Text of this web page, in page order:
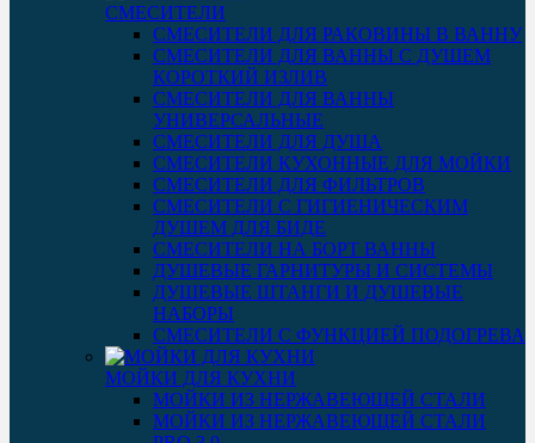
СМЕСИТЕЛИ
СМЕСИТЕЛИ ДЛЯ РАКОВИНЫ В ВАННУ
СМЕСИТЕЛИ ДЛЯ ВАННЫ С ДУШЕМ
КОРОТКИЙ ИЗЛИВ
СМЕСИТЕЛИ ДЛЯ ВАННЫ
УНИВЕРСАЛЬНЫЕ
СМЕСИТЕЛИ ДЛЯ ДУША
СМЕСИТЕЛИ КУХОННЫЕ ДЛЯ МОЙКИ
СМЕСИТЕЛИ ДЛЯ ФИЛЬТРОВ
СМЕСИТЕЛИ С ГИГИЕНИЧЕСКИМ
ДУШЕМ ДЛЯ БИДЕ
СМЕСИТЕЛИ НА БОРТ ВАННЫ
ДУШЕВЫЕ ГАРНИТУРЫ И СИСТЕМЫ
ДУШЕВЫЕ ШТАНГИ И ДУШЕВЫЕ
НАБОРЫ
СМЕСИТЕЛИ С ФУНКЦИЕЙ ПОДОГРЕВА
МОЙКИ ДЛЯ КУХНИ
МОЙКИ ИЗ НЕРЖАВЕЮЩЕЙ СТАЛИ
МОЙКИ ИЗ НЕРЖАВЕЮЩЕЙ СТАЛИ